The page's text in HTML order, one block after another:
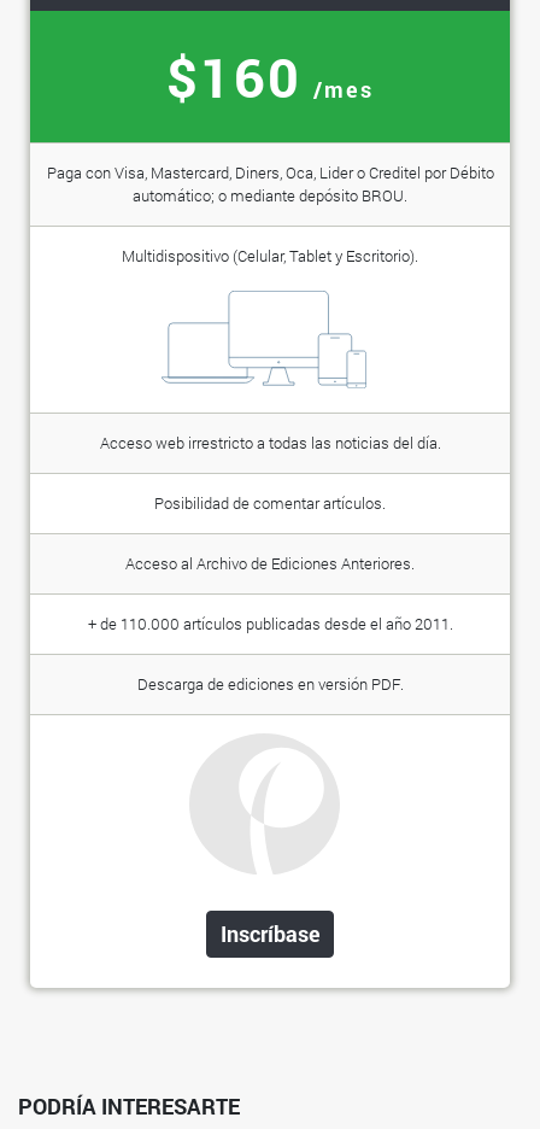
$160 /mes
Paga con Visa, Mastercard, Diners, Oca, Lider o Creditel por Débito
automático; o mediante depósito BROU.
Multidispositivo (Celular, Tablet y Escritorio).
Acceso web irrestricto a todas las noticias del día.
Posibilidad de comentar artículos.
Acceso al Archivo de Ediciones Anteriores.
+ de 110.000 artículos publicadas desde el año 2011.
Descarga de ediciones en versión PDF.
Inscríbase
PODRÍA INTERESARTE